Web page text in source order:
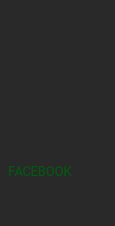
FACEBOOK